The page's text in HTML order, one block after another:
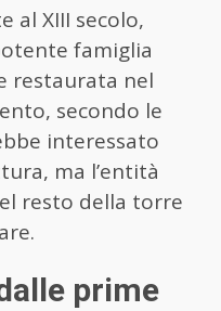
al XIII secolo,
famiglia
restaurata nel
secondo le
interessato
ma l’entità
resto della torre
prime